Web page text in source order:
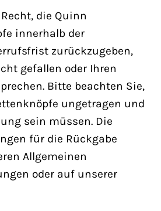
die Quinn
innerhalb der
zurückzugeben,
gefallen oder Ihren
Bitte beachten Sie,
ungetragen und
sein müssen. Die
für die Rückgabe
Allgemeinen
oder auf unserer